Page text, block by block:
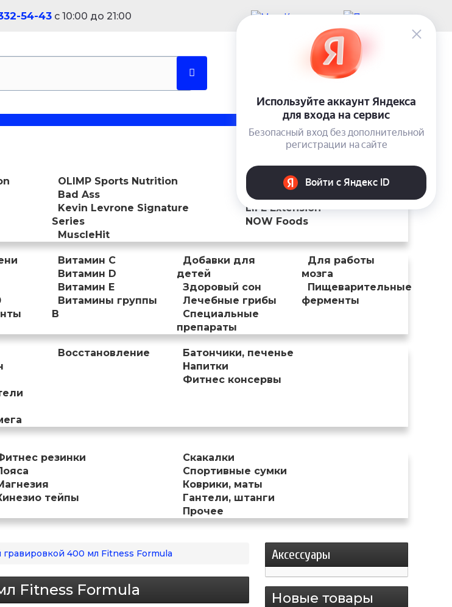
54-43 с 10:00 до 21:00
Учетная запись
OLIMP Sports Nutrition
Bad Ass
Kevin Levrone Signature
Series
MuscleHit
Trace Minerals Research
ENZYMEDICA
LIFE Extension
NOW Foods
Витамин С
Витамин D
Витамин Е
Витамины группы
B
Добавки для
детей
Здоровый сон
Лечебные грибы
Специальные
препараты
Для работы
мозга
Пищеварительные
ферменты
Восстановление
Батончики, печенье
Напитки
Фитнес консервы
резинки
тейпы
Скакалки
Спортивные сумки
Коврики, маты
Гантели, штанги
Прочее
400 мл Fitness Formula
Fitness Formula
Аксессуары
Новые товары